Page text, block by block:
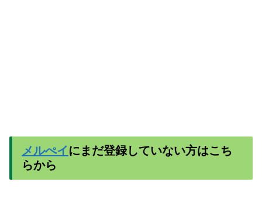
メルぺイにまだ登録していない方はこち
らから